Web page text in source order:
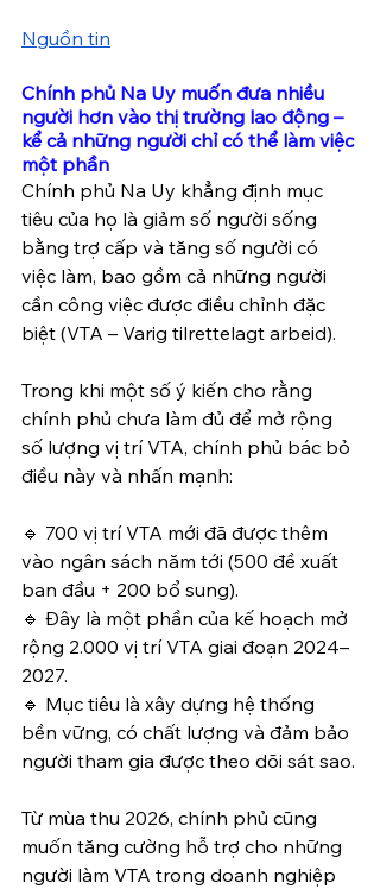
Nguồn tin
Chính phủ Na Uy muốn đưa nhiều
người hơn vào thị trường lao động –
kể cả những người chỉ có thể làm việc
một phần
Chính phủ Na Uy khẳng định mục
tiêu của họ là giảm số người sống
bằng trợ cấp và tăng số người có
việc làm, bao gồm cả những người
cần công việc được điều chỉnh đặc
biệt (VTA – Varig tilrettelagt arbeid).
Trong khi một số ý kiến cho rằng
chính phủ chưa làm đủ để mở rộng
số lượng vị trí VTA, chính phủ bác bỏ
điều này và nhấn mạnh:
🔹 700 vị trí VTA mới đã được thêm
vào ngân sách năm tới (500 đề xuất
ban đầu + 200 bổ sung).
🔹 Đây là một phần của kế hoạch mở
rộng 2.000 vị trí VTA giai đoạn 2024–
2027.
🔹 Mục tiêu là xây dựng hệ thống
bền vững, có chất lượng và đảm bảo
người tham gia được theo dõi sát sao.
Từ mùa thu 2026, chính phủ cũng
muốn tăng cường hỗ trợ cho những
người làm VTA trong doanh nghiệp